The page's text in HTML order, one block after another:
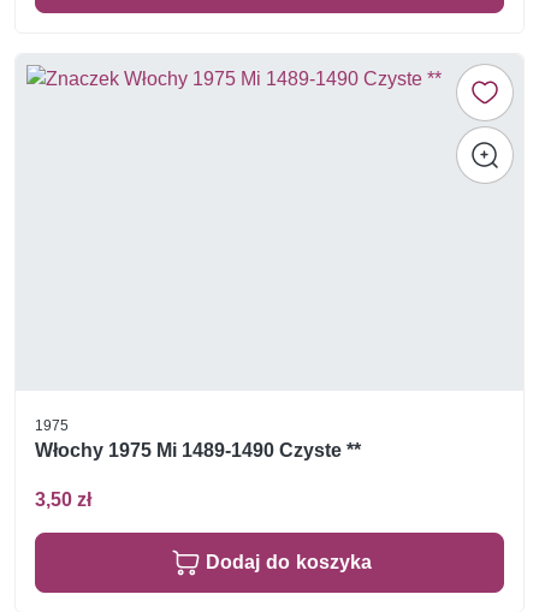
1975
Włochy 1975 Mi 1489-1490 Czyste **
3,50 zł
Dodaj do koszyka